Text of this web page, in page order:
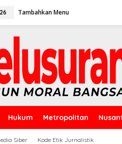
Tambahkan Menu
Hukum Metropolitan
Siber Kode Etik Jurnalistik